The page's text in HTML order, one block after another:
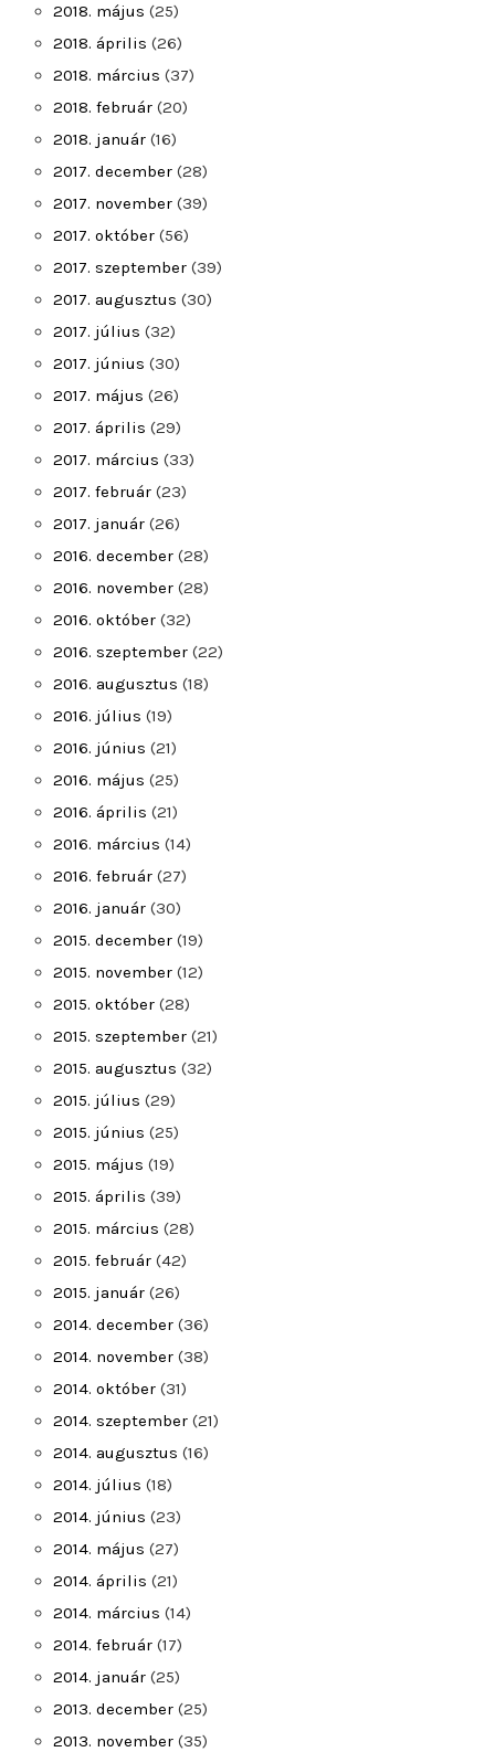
2018. május (25)
2018. április (26)
2018. március (37)
2018. február (20)
2018. január (16)
2017. december (28)
2017. november (39)
2017. október (56)
2017. szeptember (39)
2017. augusztus (30)
2017. július (32)
2017. június (30)
2017. május (26)
2017. április (29)
2017. március (33)
2017. február (23)
2017. január (26)
2016. december (28)
2016. november (28)
2016. október (32)
2016. szeptember (22)
2016. augusztus (18)
2016. július (19)
2016. június (21)
2016. május (25)
2016. április (21)
2016. március (14)
2016. február (27)
2016. január (30)
2015. december (19)
2015. november (12)
2015. október (28)
2015. szeptember (21)
2015. augusztus (32)
2015. július (29)
2015. június (25)
2015. május (19)
2015. április (39)
2015. március (28)
2015. február (42)
2015. január (26)
2014. december (36)
2014. november (38)
2014. október (31)
2014. szeptember (21)
2014. augusztus (16)
2014. július (18)
2014. június (23)
2014. május (27)
2014. április (21)
2014. március (14)
2014. február (17)
2014. január (25)
2013. december (25)
2013. november (35)